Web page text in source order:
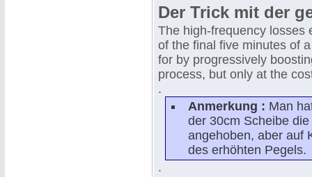
Der Trick mit der
The high-frequency losses
of the final five minutes of
for by progressively
process, but only at the
.
Anmerkung : Man
der 30cm Scheibe
angehoben, aber auf
des erhöhten Pegels.
.